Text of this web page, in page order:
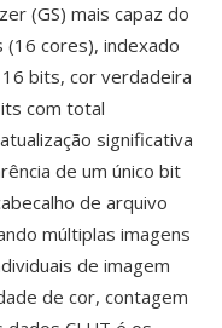
(GS) mais capaz do
(16 cores), indexado
bits, cor verdadeira
com total
significativa
de um único bit
de arquivo
múltiplas imagens
de imagem
de cor, contagem